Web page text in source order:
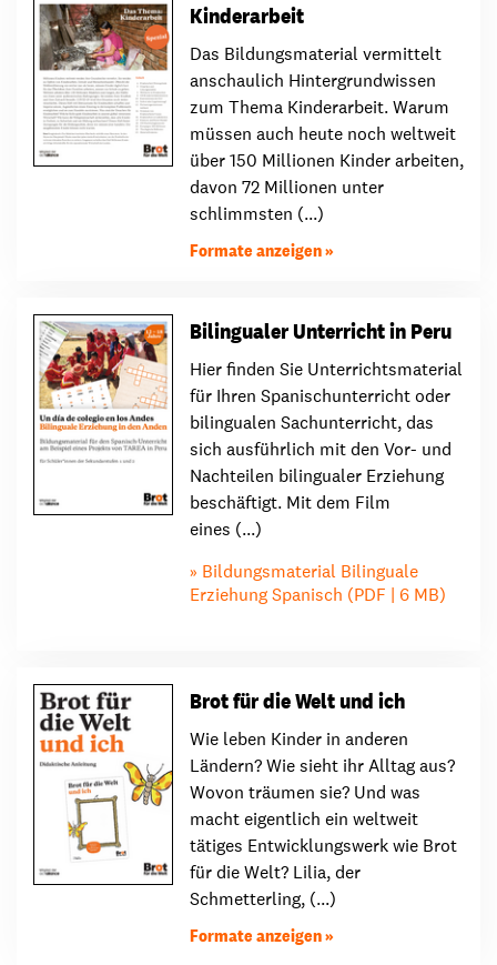
Kinderarbeit
Das Bildungsmaterial vermittelt
anschaulich Hintergrundwissen
zum Thema Kinderarbeit. Warum
müssen auch heute noch weltweit
über 150 Millionen Kinder arbeiten,
davon 72 Millionen unter
schlimmsten (...)
Formate anzeigen
Bilingualer Unterricht in Peru
Hier finden Sie Unterrichtsmaterial
für Ihren Spanischunterricht oder
bilingualen Sachunterricht, das
sich ausführlich mit den Vor- und
Nachteilen bilingualer Erziehung
beschäftigt. Mit dem Film
eines (...)
Bildungsmaterial Bilinguale
Erziehung Spanisch (PDF | 6 MB)
Brot für die Welt und ich
Wie leben Kinder in anderen
Ländern? Wie sieht ihr Alltag aus?
Wovon träumen sie? Und was
macht eigentlich ein weltweit
tätiges Entwicklungswerk wie Brot
für die Welt? Lilia, der
Schmetterling, (...)
Formate anzeigen